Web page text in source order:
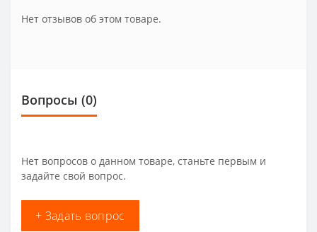
Нет отзывов об этом товаре.
Вопросы (0)
Нет вопросов о данном товаре, станьте первым и
задайте свой вопрос.
+ Задать вопрос